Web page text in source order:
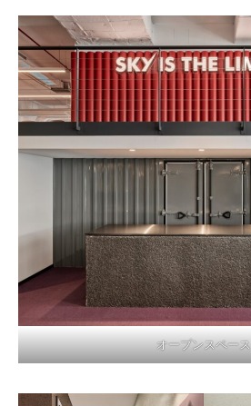
オープンスペース